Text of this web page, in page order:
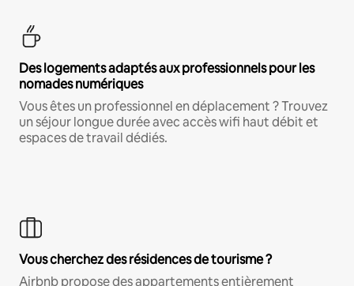
Des logements adaptés aux professionnels pour les
nomades numériques
Vous êtes un professionnel en déplacement ? Trouvez
un séjour longue durée avec accès wifi haut débit et
espaces de travail dédiés.
Vous cherchez des résidences de tourisme ?
Airbnb propose des appartements entièrement